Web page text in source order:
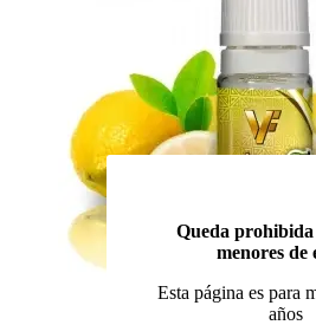
Queda prohibida
menores de
Esta página es para
años